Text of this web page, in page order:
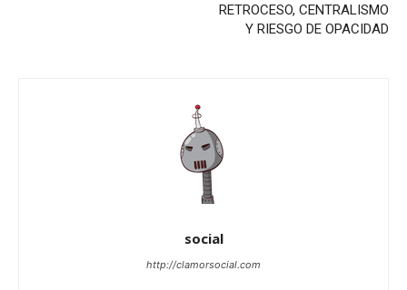
RETROCESO, CENTRALISMO
Y RIESGO DE OPACIDAD
social
http://clamorsocial.com